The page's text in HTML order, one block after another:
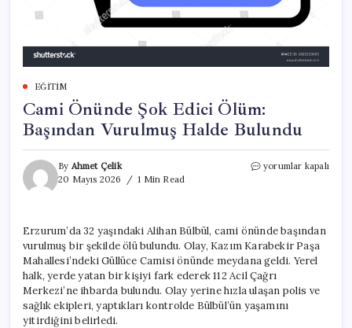
EĞITIM
Cami Önünde Şok Edici Ölüm:
Başından Vurulmuş Halde Bulundu
By Ahmet Çelik
20 Mayıs 2026
1 Min Read
Cami
Başından
Vurulmuş
Halde
Bulundu
için
yorumlar kapalı
Erzurum’da 32 yaşındaki Alihan Bülbül, cami önünde başından
vurulmuş bir şekilde ölü bulundu. Olay, Kazım Karabekir Paşa
Mahallesi’ndeki Güllüce Camisi önünde meydana geldi. Yerel
halk, yerde yatan bir kişiyi fark ederek 112 Acil Çağrı
Merkezi’ne ihbarda bulundu. Olay yerine hızla ulaşan polis ve
sağlık ekipleri, yaptıkları kontrolde Bülbül’ün yaşamını
yitirdiğini belirledi.